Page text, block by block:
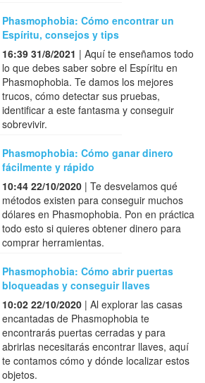
Phasmophobia: Cómo encontrar un
Espíritu, consejos y tips
16:39 31/8/2021 | Aquí te enseñamos todo
lo que debes saber sobre el Espíritu en
Phasmophobia. Te damos los mejores
trucos, cómo detectar sus pruebas,
identificar a este fantasma y conseguir
sobrevivir.
Phasmophobia: Cómo ganar dinero
fácilmente y rápido
10:44 22/10/2020 | Te desvelamos qué
métodos existen para conseguir muchos
dólares en Phasmophobia. Pon en práctica
todo esto si quieres obtener dinero para
comprar herramientas.
Phasmophobia: Cómo abrir puertas
bloqueadas y conseguir llaves
10:02 22/10/2020 | Al explorar las casas
encantadas de Phasmophobia te
encontrarás puertas cerradas y para
abrirlas necesitarás encontrar llaves, aquí
te contamos cómo y dónde localizar estos
objetos.